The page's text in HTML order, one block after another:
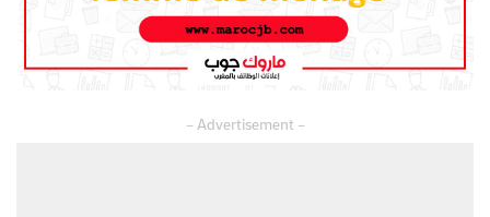
– Advertisement –